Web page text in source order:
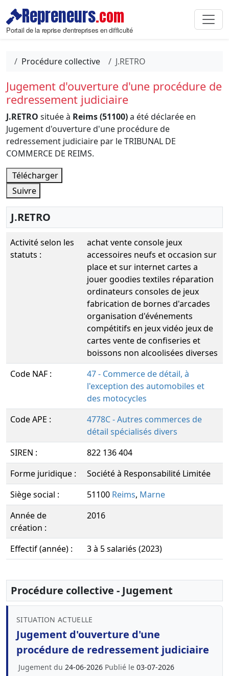
Repreneurs.com
Portail de la reprise d'entreprises en difficulté
Procédure collective J.RETRO
Jugement d'ouverture d'une procédure de
redressement judiciaire
J.RETRO située à Reims (51100)a été déclarée en
Jugement d'ouverture d'une procédure de
redressement judiciaire par le TRIBUNAL DE
COMMERCE DE REIMS.
Télécharger
Suivre
J.RETRO
Activité selon les
statuts :
achat vente console jeux
accessoires neufs et occasion sur
place et sur internet cartes a
jouer goodies textiles réparation
ordinateurs consoles de jeux
fabrication de bornes d'arcades
organisation d'événements
compétitifs en jeux vidéo jeux de
cartes vente de confiseries et
boissons non alcoolisées diverses
Code NAF :
47 - Commerce de détail, à
l'exception des automobiles et
des motocycles
Code APE :
4778C - Autres commerces de
détail spécialisés divers
SIREN :
822 136 404
Forme juridique :
Société à Responsabilité Limitée
Siège social :
51100 Reims, Marne
Année de
création :
2016
Effectif (année) : 3 à 5 salariés (2023)
Procédure collective - Jugement
SITUATION ACTUELLE
Jugement d'ouverture d'une
procédure de redressement judiciaire
Jugement du 24-06-2026 Publié le 03-07-2026